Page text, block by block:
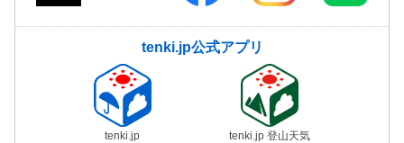
tenki.jp公式アプリ
tenki.jp tenki.jp 登山天気